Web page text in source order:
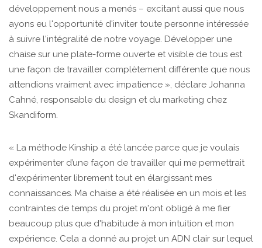
développement nous a menés – excitant aussi que nous
ayons eu l'opportunité d'inviter toute personne intéressée
à suivre l'intégralité de notre voyage. Développer une
chaise sur une plate-forme ouverte et visible de tous est
une façon de travailler complètement différente que nous
attendions vraiment avec impatience », déclare Johanna
Cahné, responsable du design et du marketing chez
Skandiform.
« La méthode Kinship a été lancée parce que je voulais
expérimenter d’une façon de travailler qui me permettrait
d'expérimenter librement tout en élargissant mes
connaissances. Ma chaise a été réalisée en un mois et les
contraintes de temps du projet m'ont obligé à me fier
beaucoup plus que d'habitude à mon intuition et mon
expérience. Cela a donné au projet un ADN clair sur lequel